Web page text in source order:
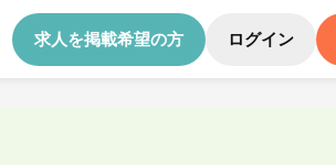
求人を掲載希望の方 ログイン